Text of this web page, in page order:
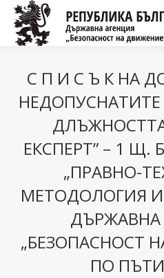
С П И С Ъ К НА
ЕКСПЕРТ” – 1 Щ.
„ПРАВНО-
МЕТОДОЛОГИЯ
ДЪРЖАВНА
„БЕЗОПАСНОСТ
ПО